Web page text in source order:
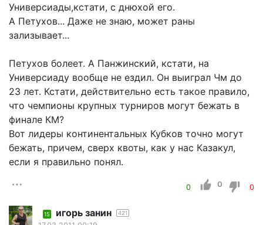
Универсиады,кстати, с днюхой его.
А Петухов... Даже не знаю, может раны
зализывает...
Петухов болеет. А Панжинский, кстати, на
Универсиаду вообще не ездил. Он выиграл Чм до
23 лет. Кстати, действительно есть такое правило,
что чемпионы крупных турниров могут бежать в
финале КМ?
Вот лидеры континентальных Кубков точно могут
бежать, причем, сверх квоты, как у нас Казакул,
если я правильно понял.
0 0 0
15 игорь занин 421